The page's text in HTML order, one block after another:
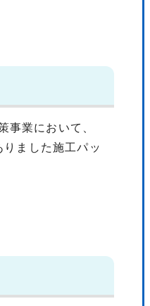
事業において、
ました施工パッ